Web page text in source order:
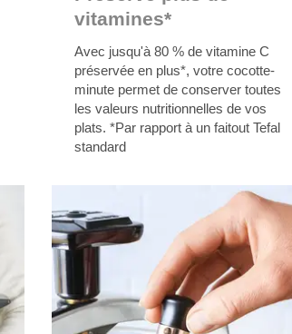
vitamines*
Avec jusqu'à 80 % de vitamine C
préservée en plus*, votre cocotte-
minute permet de conserver toutes
les valeurs nutritionnelles de vos
plats. *Par rapport à un faitout Tefal
standard